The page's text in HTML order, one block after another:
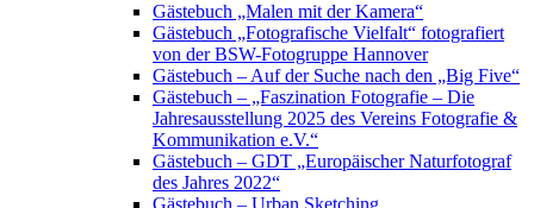
Gästebuch „Malen mit der Kamera“
Gästebuch „Fotografische Vielfalt“ fotografiert
von der BSW-Fotogruppe Hannover
Gästebuch – Auf der Suche nach den „Big Five“
Gästebuch – „Faszination Fotografie – Die
Jahresausstellung 2025 des Vereins Fotografie &
Kommunikation e.V.“
Gästebuch – GDT „Europäischer Naturfotograf
des Jahres 2022“
Gästebuch – Urban Sketching